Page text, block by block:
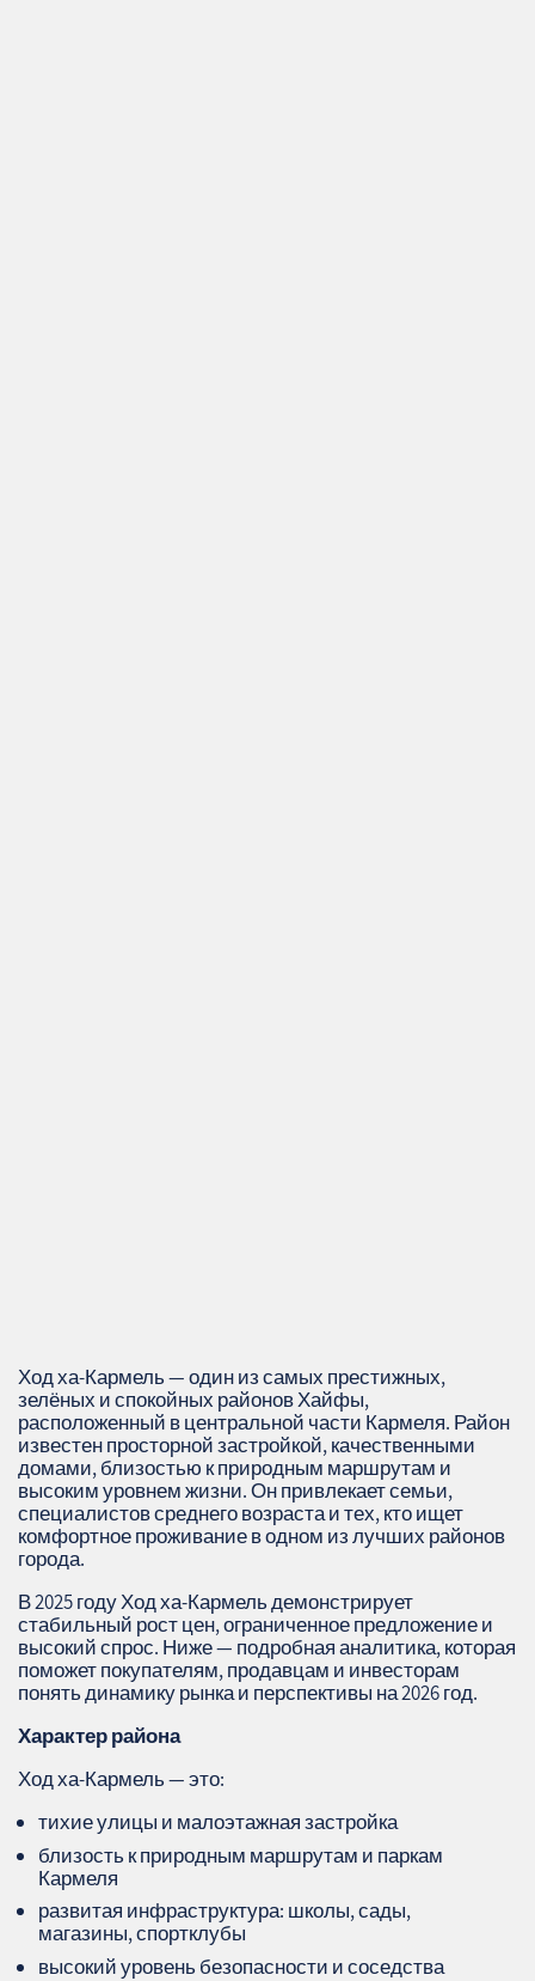
Ход ха‑Кармель — один из самых престижных,
зелёных и спокойных районов Хайфы,
расположенный в центральной части Кармеля. Район
известен просторной застройкой, качественными
домами, близостью к природным маршрутам и
высоким уровнем жизни. Он привлекает семьи,
специалистов среднего возраста и тех, кто ищет
комфортное проживание в одном из лучших районов
города.
В 2025 году Ход ха‑Кармель демонстрирует
стабильный рост цен, ограниченное предложение и
высокий спрос. Ниже — подробная аналитика, которая
поможет покупателям, продавцам и инвесторам
понять динамику рынка и перспективы на 2026 год.
Характер района
Ход ха‑Кармель — это:
тихие улицы и малоэтажная застройка
близость к природным маршрутам и паркам
Кармеля
развитая инфраструктура: школы, сады,
магазины, спортклубы
высокий уровень безопасности и соседства